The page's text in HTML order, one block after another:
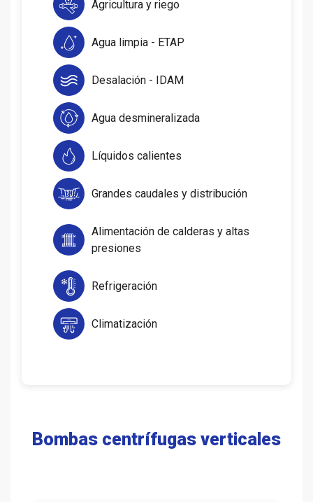
Agricultura y riego
Agua limpia - ETAP
Desalación - IDAM
Agua desmineralizada
Líquidos calientes
Grandes caudales y distribución
Alimentación de calderas y altas
presiones
Refrigeración
Climatización
Bombas centrífugas verticales